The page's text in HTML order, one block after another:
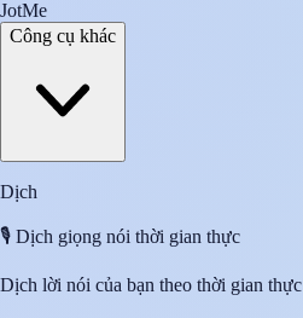
JotMe
Công cụ khác
Dịch
🎙️ Dịch giọng nói thời gian thực
Dịch lời nói của bạn theo thời gian thực